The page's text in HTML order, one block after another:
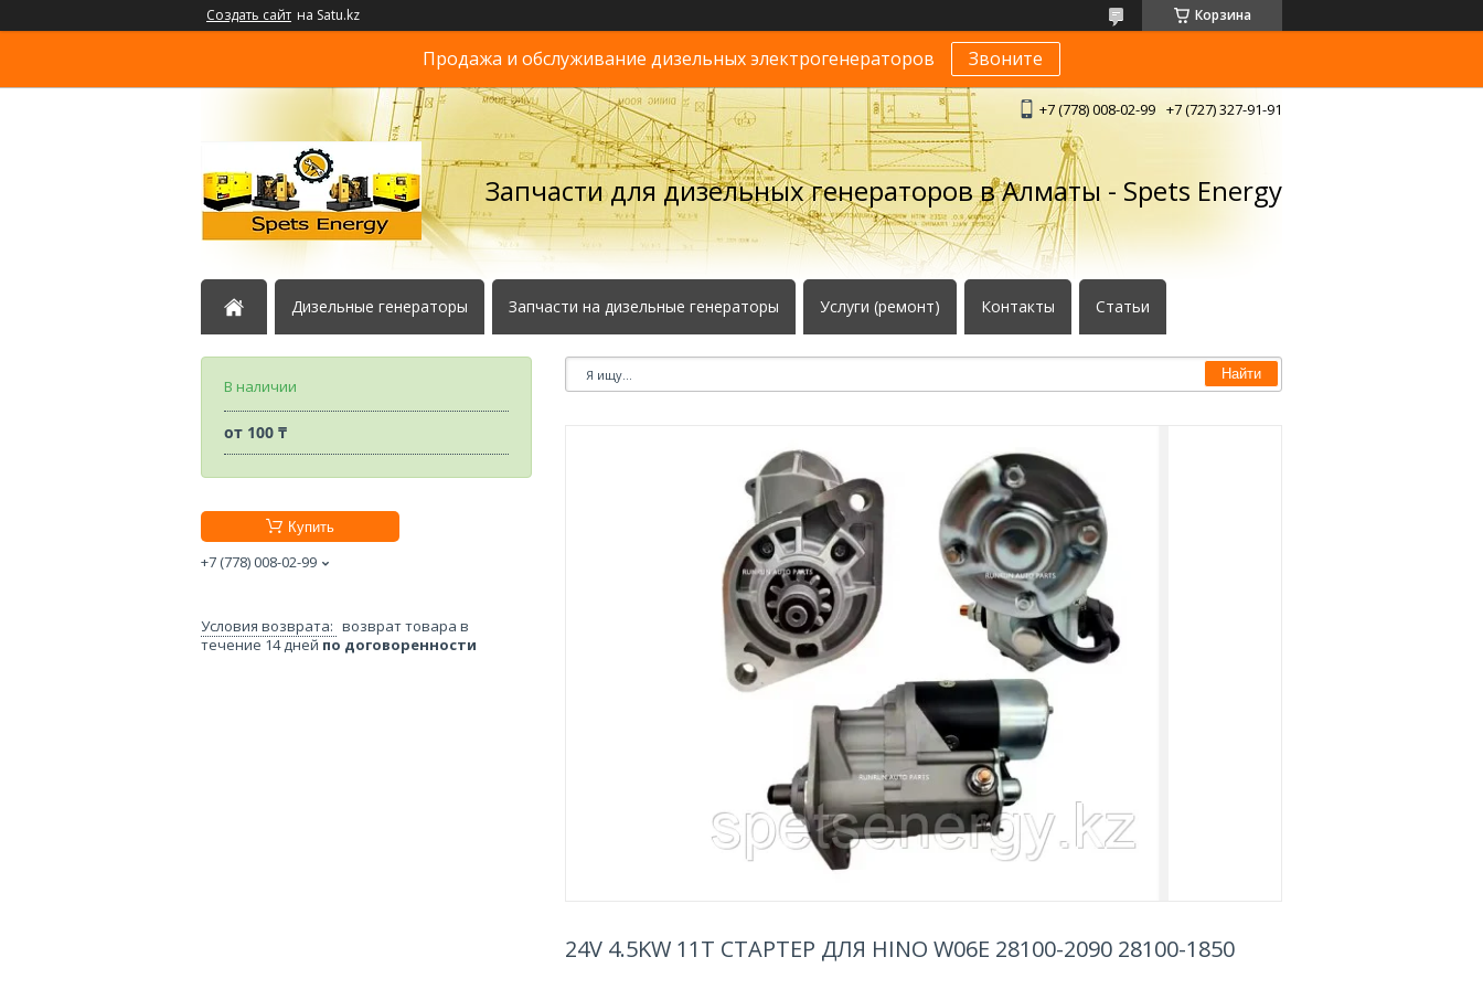
Создать сайт на Satu.kz Корзина
Продажа и обслуживание дизельных электрогенераторов Звоните
+7 (778) 008-02-99 +7 (727) 327-91-91
Запчасти для дизельных генераторов в Алматы - Spets Energy
Дизельные генераторы Запчасти на дизельные генераторы Услуги (ремонт) Контакты Статьи
Найти
24V 4.5KW 11T СТАРТЕР ДЛЯ HINO W06E 28100-2090 28100-1850
В наличии
от 100 ₸
Купить
+7 (778) 008-02-99
возврат товара в
течение 14 дней по договоренности